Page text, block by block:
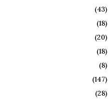
(43)
(18)
(20)
(18)
(8)
(147)
(28)